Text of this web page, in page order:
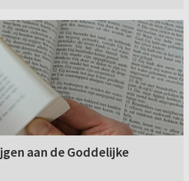
aan de Goddelijke